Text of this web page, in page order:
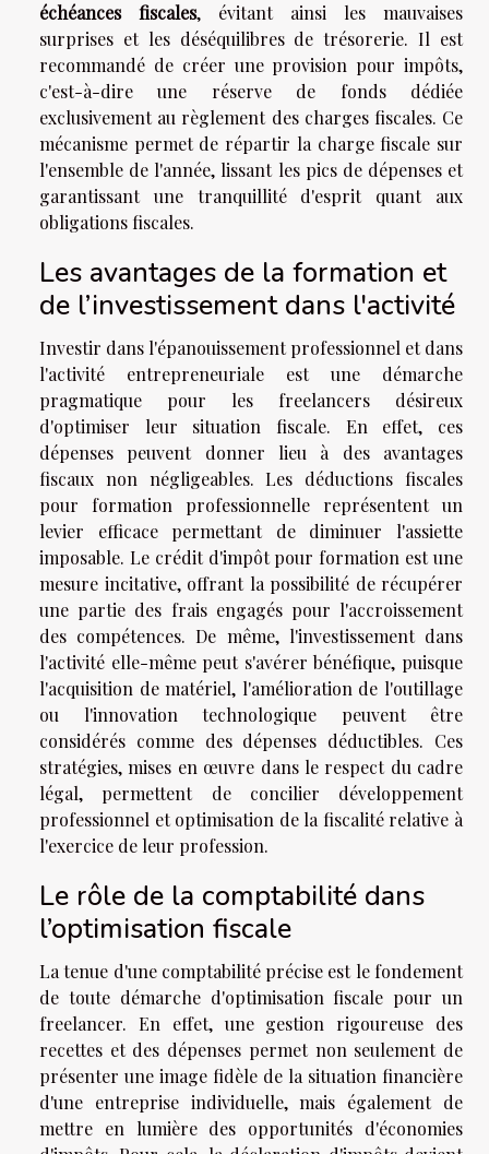
échéances fiscales, évitant ainsi les mauvaises
surprises et les déséquilibres de trésorerie. Il est
recommandé de créer une provision pour impôts,
c'est-à-dire une réserve de fonds dédiée
exclusivement au règlement des charges fiscales. Ce
mécanisme permet de répartir la charge fiscale sur
l'ensemble de l'année, lissant les pics de dépenses et
garantissant une tranquillité d'esprit quant aux
obligations fiscales.
Les avantages de la formation et
de l’investissement dans l'activité
Investir dans l'épanouissement professionnel et dans
l'activité entrepreneuriale est une démarche
pragmatique pour les freelancers désireux
d'optimiser leur situation fiscale. En effet, ces
dépenses peuvent donner lieu à des avantages
fiscaux non négligeables. Les déductions fiscales
pour formation professionnelle représentent un
levier efficace permettant de diminuer l'assiette
imposable. Le crédit d'impôt pour formation est une
mesure incitative, offrant la possibilité de récupérer
une partie des frais engagés pour l'accroissement
des compétences. De même, l'investissement dans
l'activité elle-même peut s'avérer bénéfique, puisque
l'acquisition de matériel, l'amélioration de l'outillage
ou l'innovation technologique peuvent être
considérés comme des dépenses déductibles. Ces
stratégies, mises en œuvre dans le respect du cadre
légal, permettent de concilier développement
professionnel et optimisation de la fiscalité relative à
l'exercice de leur profession.
Le rôle de la comptabilité dans
l’optimisation fiscale
La tenue d'une comptabilité précise est le fondement
de toute démarche d'optimisation fiscale pour un
freelancer. En effet, une gestion rigoureuse des
recettes et des dépenses permet non seulement de
présenter une image fidèle de la situation financière
d'une entreprise individuelle, mais également de
mettre en lumière des opportunités d'économies